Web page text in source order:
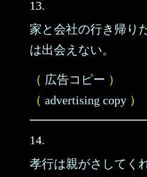
13.
家と会社の行き帰り
は出会えない。
（ 広告コピー ）
（ advertising copy ）
14.
孝行は親がさしてく